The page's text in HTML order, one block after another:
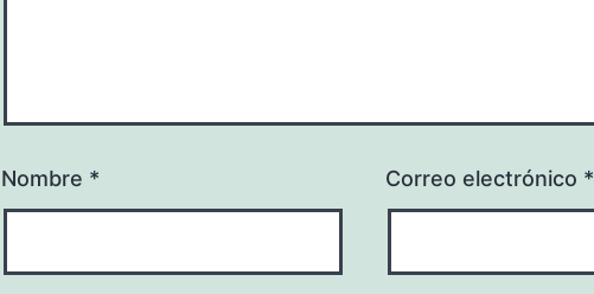
Nombre * Correo electrónico *